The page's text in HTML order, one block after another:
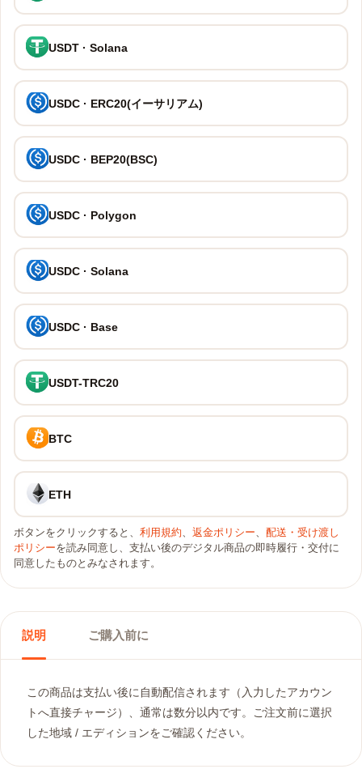
USDT · Solana
USDC · ERC20(イーサリアム)
USDC · BEP20(BSC)
USDC · Polygon
USDC · Solana
USDC · Base
USDT-TRC20
BTC
ETH
ボタンをクリックすると、 利用規約、 返金ポリシー、 配送・受け渡し
ポリシーを読み同意し、支払い後のデジタル商品の即時履行・交付に
同意したものとみなされます。
説明 ご購入前に
この商品は支払い後に自動配信されます（入力したアカウン
トへ直接チャージ）、通常は数分以内です。ご注文前に選択
した地域 / エディションをご確認ください。